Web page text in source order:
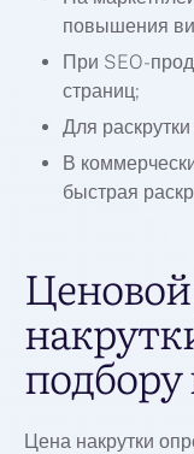
повышения
При SEO-
страниц;
Для
В
быстрая
Цена накрутки